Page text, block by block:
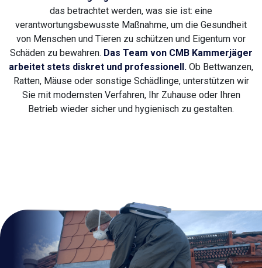
das betrachtet werden, was sie ist: eine
verantwortungsbewusste Maßnahme, um die Gesundheit
von Menschen und Tieren zu schützen und Eigentum vor
Schäden zu bewahren. Das Team von CMB Kammerjäger
arbeitet stets diskret und professionell. Ob Bettwanzen,
Ratten, Mäuse oder sonstige Schädlinge, unterstützen wir
Sie mit modernsten Verfahren, Ihr Zuhause oder Ihren
Betrieb wieder sicher und hygienisch zu gestalten.